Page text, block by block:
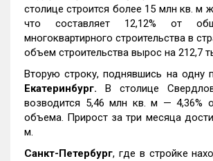
столице строится более 15 млн кв. м
что составляет 12,12% от
многоквартирного строительства в
объем строительства вырос на 212,7
Вторую строку, поднявшись на одну
Екатеринбург. В столице
возводится 5,46 млн кв. м — 4,36%
объема. Прирост за три месяца
м.
Санкт-Петербург, где в стройке